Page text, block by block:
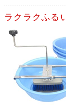
ラクラクふ